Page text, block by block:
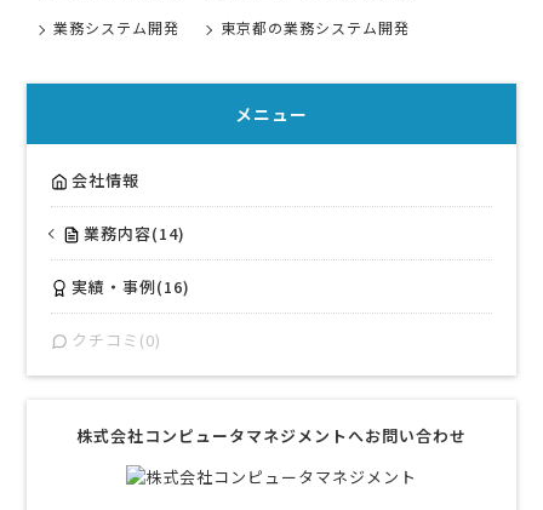
業務システム開発
東京都の業務システム開発
メニュー
会社情報
業務内容(14)
実績・事例(16)
クチコミ(0)
株式会社コンピュータマネジメントへお問い合わせ